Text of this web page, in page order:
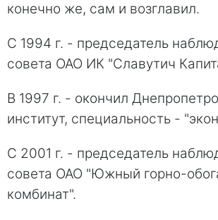
конечно же, сам и возглавил.
С 1994 г. - председатель
совета ОАО ИК "Славутич
В 1997 г. - окончил
институт, специальность -
С 2001 г. - председатель
совета ОАО "Южный горно-
комбинат".